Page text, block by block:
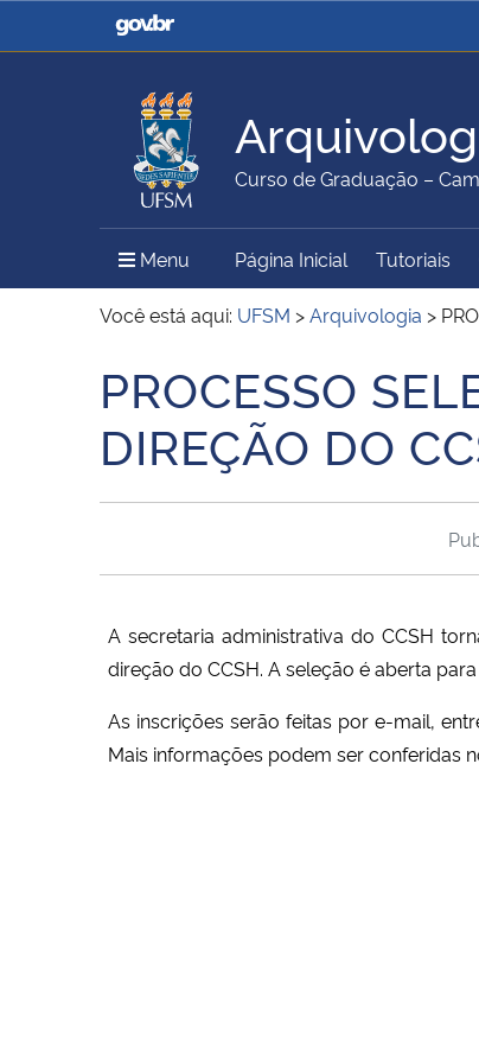
Casa Civil
Ministério da
Ministério da Agricultura,
Pecuária e Abastecimento
Ministério da
Ministério do Meio Ambiente Ministério do
Secretaria de Governo
Gabinete de
Institucional
Curso de Graduação –
Menu Menu Principal do Sítio
Página Inicial Tutoriais
Você está aqui: UFSM >Arquivologia >
Início do conteúdo
PROCESSO
DIREÇÃO DO
A secretaria administrativa do CCSH
direção do CCSH. A seleção é aberta
As inscrições serão feitas por e-mail,
Mais informações podem ser conferidas